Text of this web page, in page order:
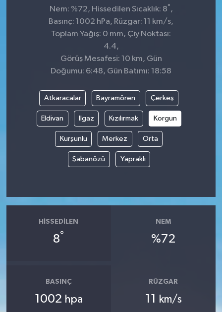
Nem: %72, Hissedilen Sıcaklık: 8° ,
Basınç: 1002 hPa, Rüzgar: 11 km/s,
Toplam Yağış: 0 mm, Çiy Noktası:
4.4,
Görüş Mesafesi: 10 km, Gün
Doğumu: 6:48, Gün Batımı: 18:58
Atkaracalar Bayramören Çerkeş
Eldivan Ilgaz Kızılırmak Korgun
Kurşunlu Merkez Orta
Şabanözü Yapraklı
HISSEDILEN
8°
NEM
%72
BASINÇ
1002 hpa
RÜZGAR
11 km/s